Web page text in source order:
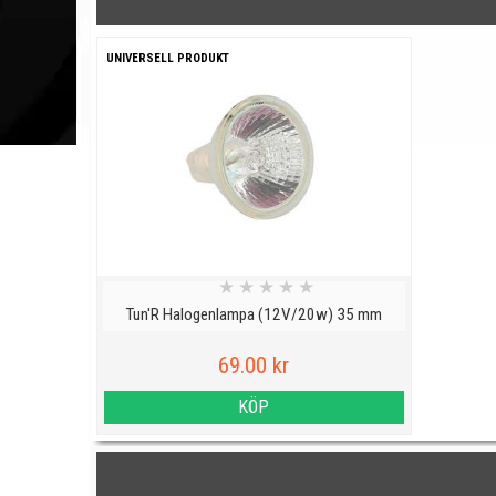
UNIVERSELL PRODUKT
Tun'R Halogenlampa (12V/20w) 35 mm
★ ★ ★ ★ ★
69.00 kr
KÖP